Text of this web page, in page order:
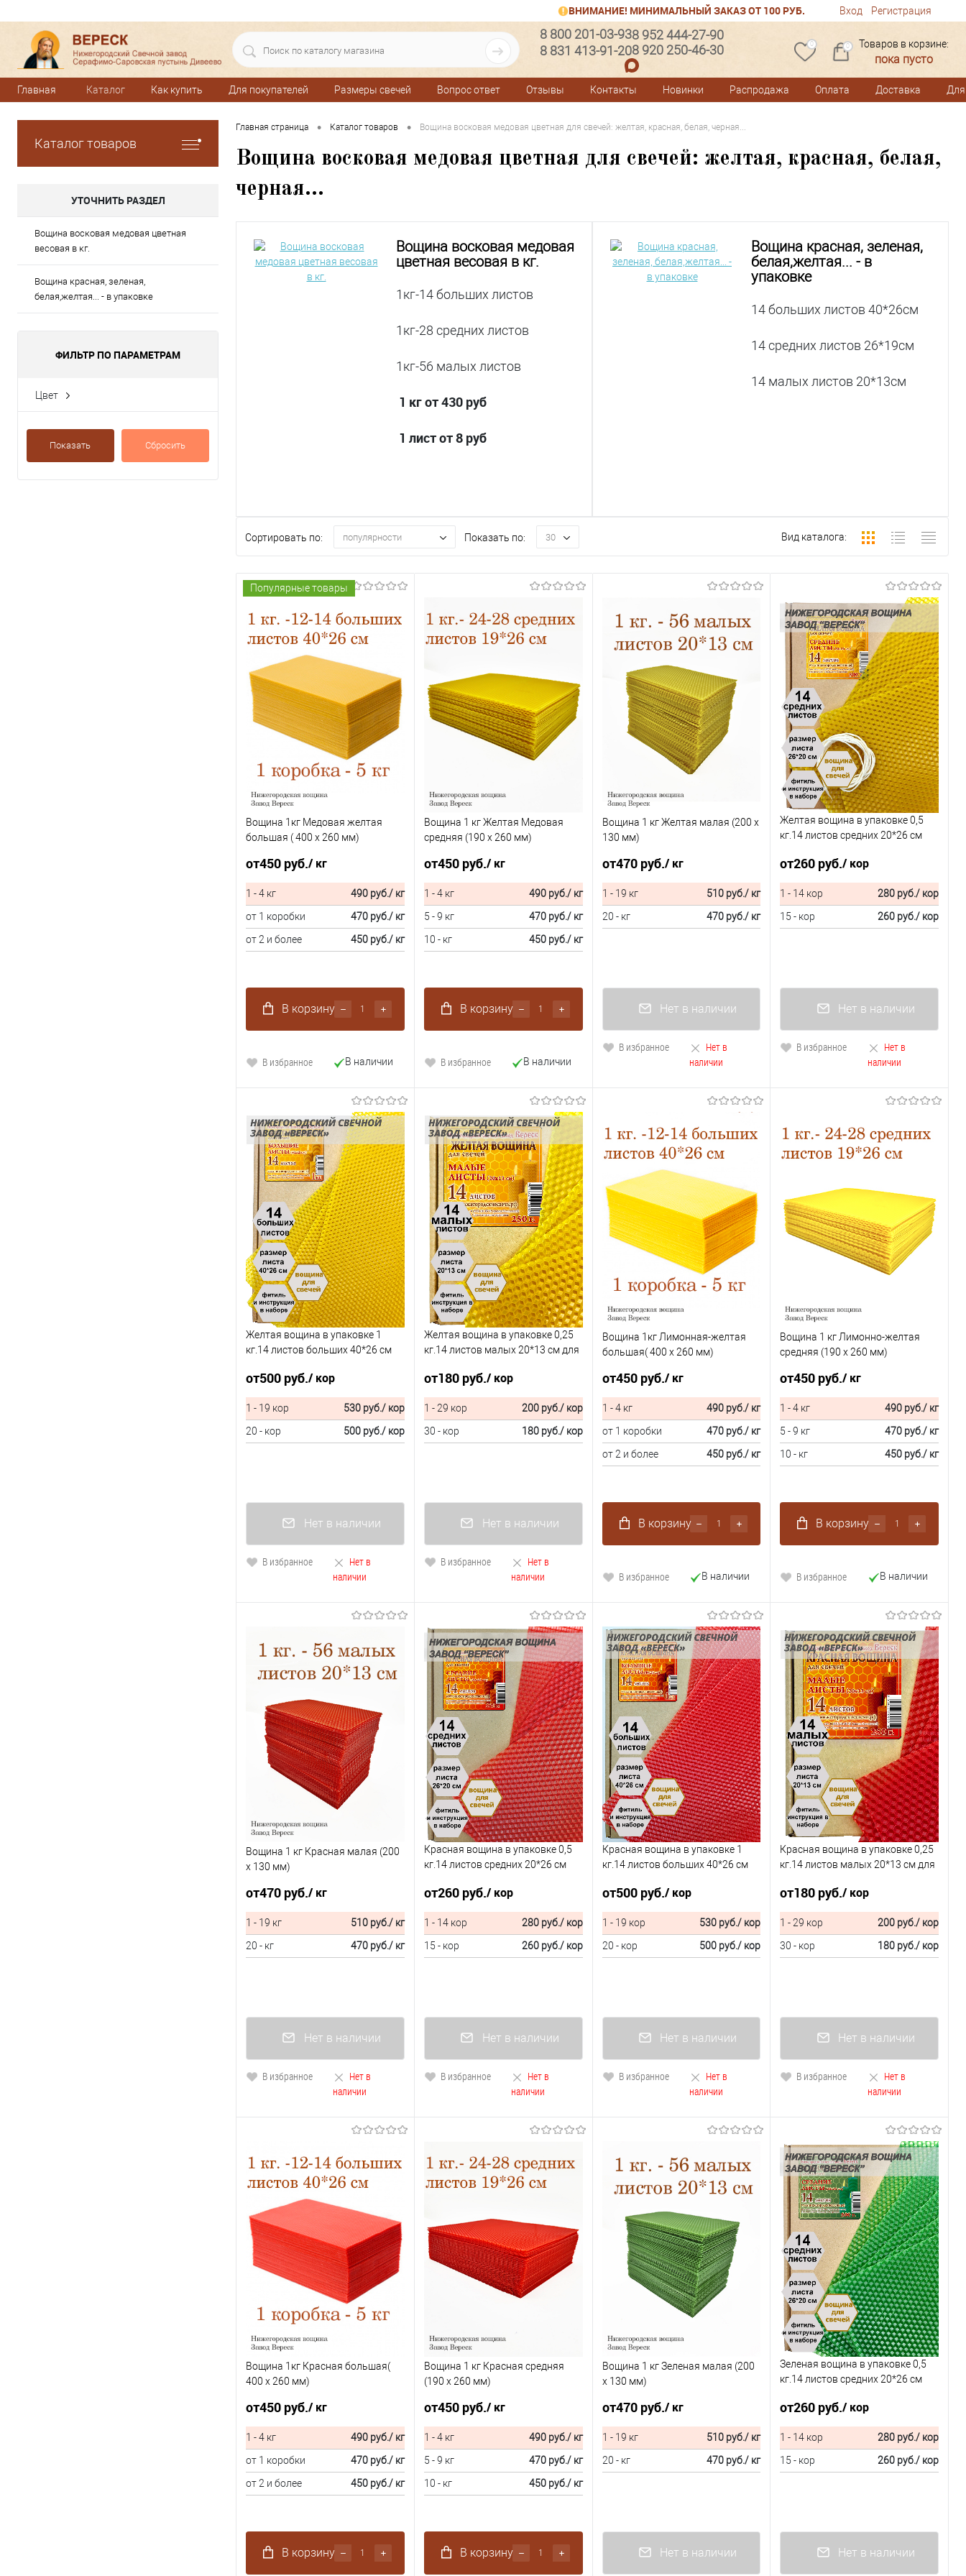
ВНИМАНИЕ! МИНИМАЛЬНЫЙ ЗАКАЗ ОТ 100 РУБ. Вход Регистрация
8 800 201-03-93
8 831 413-91-20
8 952 444-27-90
8 920 250-46-30
0 0 Товаров в корзине:
пока пусто
Главная Каталог Как купить Для покупателей Размеры свечей Вопрос ответ Отзывы Контакты Новинки Распродажа Оплата Доставка
Каталог товаров
УТОЧНИТЬ РАЗДЕЛ
Вощина восковая медовая цветная
весовая в кг.
Вощина красная, зеленая,
белая,желтая... - в упаковке
ФИЛЬТР ПО ПАРАМЕТРАМ
Цвет
желтый
оранжевый
Показать Сбросить
Главная страница • Каталог товаров • Вощина восковая медовая цветная для свечей: желтая, красная, белая, черная...
Вощина восковая медовая цветная для свечей: желтая, красная, белая,
черная...
Вощина восковая медовая
цветная весовая в кг.
1кг-14 больших листов
1кг-28 средних листов
1кг-56 малых листов
1 кг от 430 руб
1 лист от 8 руб
Вощина красная, зеленая,
белая,желтая... - в
упаковке
14 больших листов 40*26см
14 средних листов 26*19см
14 малых листов 20*13см
Сортировать по: популярности Показать по: 30 Вид каталога:
Популярные товары
Вощина 1кг Медовая желтая
большая ( 400 x 260 мм)
от450 руб./ кг
1 - 4 кг 490 руб./ кг
от 1 коробки
470 руб./ кг
от 2 и более
450 руб./ кг
В корзину
В избранное В наличии
Вощина 1 кг Желтая Медовая
средняя (190 x 260 мм)
от450 руб./ кг
1 - 4 кг 490 руб./ кг
5 - 9 кг
470 руб./ кг
10 - кг
450 руб./ кг
В корзину
В избранное В наличии
Вощина 1 кг Желтая малая (200 x
130 мм)
от470 руб./ кг
1 - 19 кг 510 руб./ кг
20 - кг
470 руб./ кг
Нет в наличии
В избранное
Нет в
наличии
Желтая вощина в упаковке 0,5
кг.14 листов средних 20*26 см
от260 руб./ кор
1 - 14 кор 280 руб./ кор
15 - кор
260 руб./ кор
Нет в наличии
В избранное
Нет в
наличии
Желтая вощина в упаковке 1
кг.14 листов больших 40*26 см
от500 руб./ кор
1 - 19 кор 530 руб./ кор
20 - кор
500 руб./ кор
Нет в наличии
В избранное
Нет в
наличии
Желтая вощина в упаковке 0,25
кг.14 листов малых 20*13 см для
от180 руб./ кор
1 - 29 кор 200 руб./ кор
30 - кор
180 руб./ кор
Нет в наличии
В избранное
Нет в
наличии
Вощина 1кг Лимонная-желтая
большая( 400 x 260 мм)
от450 руб./ кг
1 - 4 кг 490 руб./ кг
от 1 коробки
470 руб./ кг
от 2 и более
450 руб./ кг
В корзину
В избранное В наличии
Вощина 1 кг Лимонно-желтая
средняя (190 x 260 мм)
от450 руб./ кг
1 - 4 кг 490 руб./ кг
5 - 9 кг
470 руб./ кг
10 - кг
450 руб./ кг
В корзину
В избранное В наличии
Вощина 1 кг Красная малая (200
x 130 мм)
от470 руб./ кг
1 - 19 кг 510 руб./ кг
20 - кг
470 руб./ кг
Нет в наличии
В избранное
Нет в
наличии
Красная вощина в упаковке 0,5
кг.14 листов средних 20*26 см
от260 руб./ кор
1 - 14 кор 280 руб./ кор
15 - кор
260 руб./ кор
Нет в наличии
В избранное
Нет в
наличии
Красная вощина в упаковке 1
кг.14 листов больших 40*26 см
от500 руб./ кор
1 - 19 кор 530 руб./ кор
20 - кор
500 руб./ кор
Нет в наличии
В избранное
Нет в
наличии
Красная вощина в упаковке 0,25
кг.14 листов малых 20*13 см для
от180 руб./ кор
1 - 29 кор 200 руб./ кор
30 - кор
180 руб./ кор
Нет в наличии
В избранное
Нет в
наличии
Вощина 1кг Красная большая(
400 x 260 мм)
от450 руб./ кг
1 - 4 кг 490 руб./ кг
от 1 коробки
470 руб./ кг
от 2 и более
450 руб./ кг
В корзину
Вощина 1 кг Красная средняя
(190 x 260 мм)
от450 руб./ кг
1 - 4 кг 490 руб./ кг
5 - 9 кг
470 руб./ кг
10 - кг
450 руб./ кг
В корзину
Вощина 1 кг Зеленая малая (200
x 130 мм)
от470 руб./ кг
1 - 19 кг 510 руб./ кг
20 - кг
470 руб./ кг
Нет в наличии
Зеленая вощина в упаковке 0,5
кг.14 листов средних 20*26 см
от260 руб./ кор
1 - 14 кор 280 руб./ кор
15 - кор
260 руб./ кор
Нет в наличии